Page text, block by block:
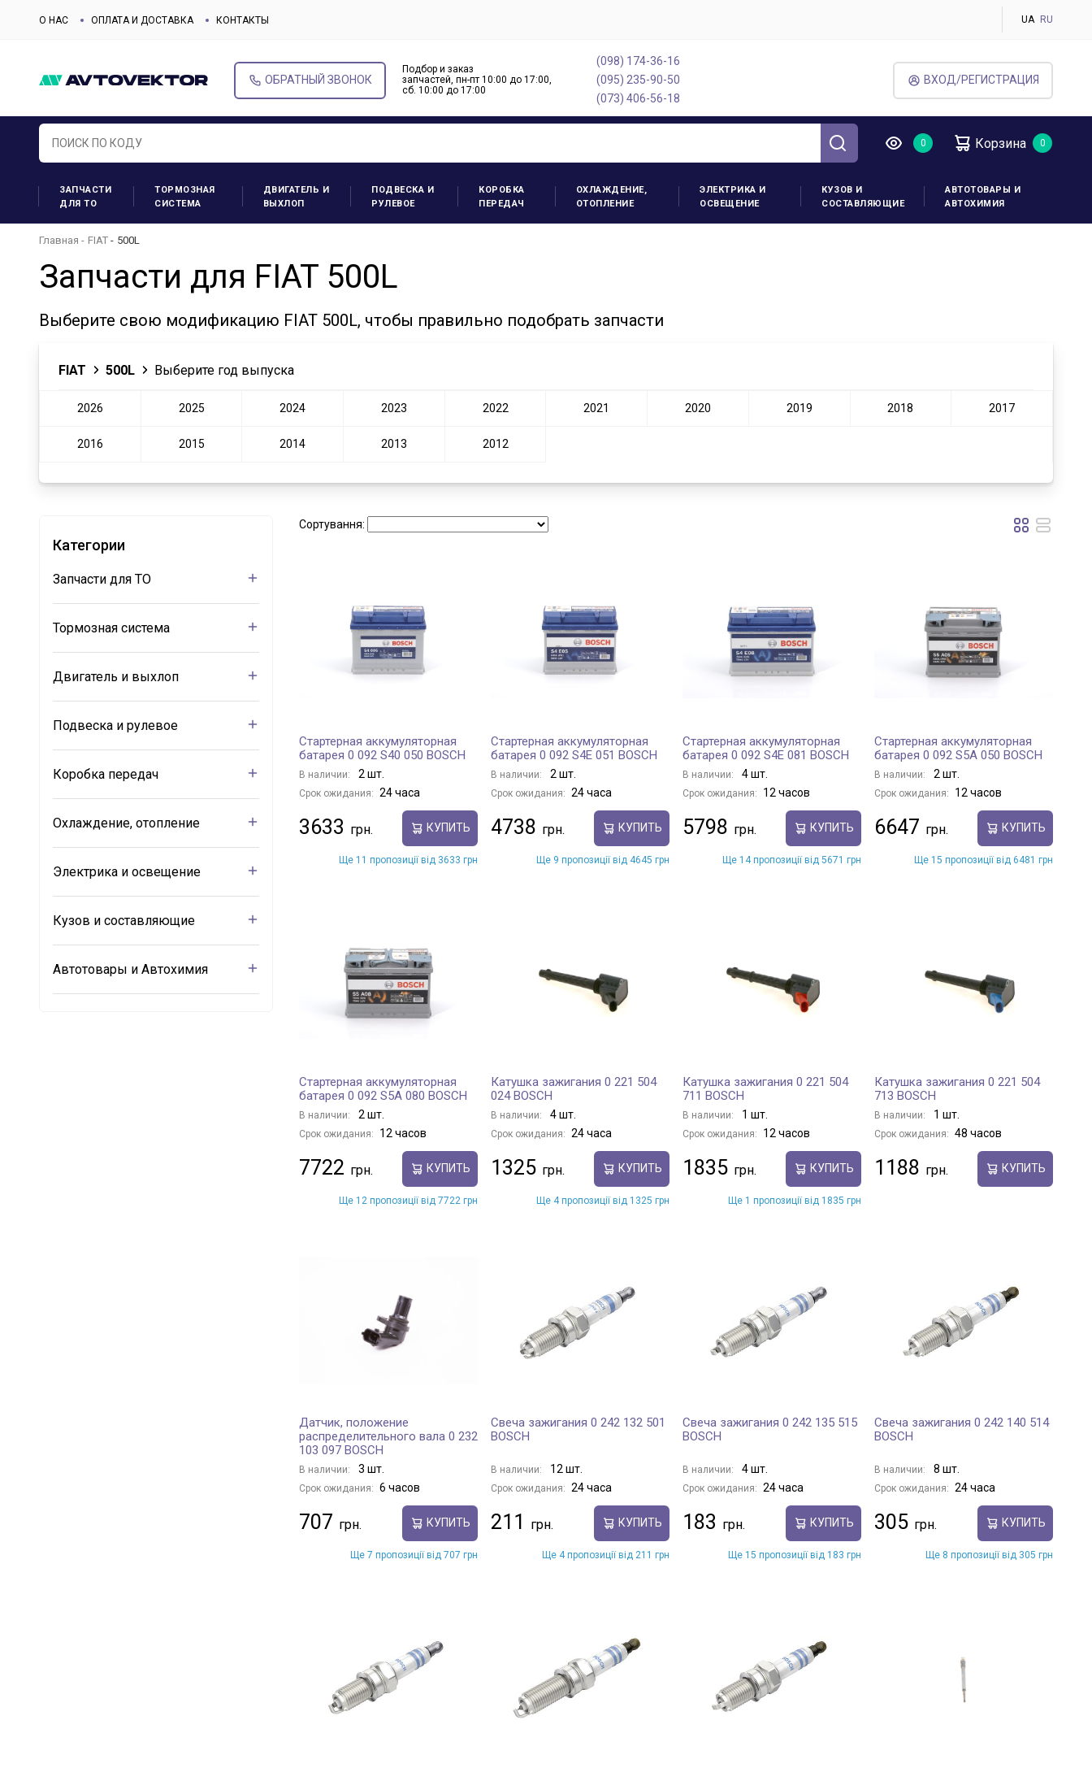
О НАС ОПЛАТА И ДОСТАВКА КОНТАКТЫ UA RU
ОБРАТНЫЙ ЗВОНОК
Подбор и заказ
запчастей, пн-пт 10:00 до 17:00,
cб. 10:00 до 17:00
(098) 174-36-16
(095) 235-90-50
(073) 406-56-18
ВХОД/РЕГИСТРАЦИЯ
Корзина
ЗАПЧАСТИ
ДЛЯ ТО
ТОРМОЗНАЯ
СИСТЕМА
ДВИГАТЕЛЬ И
ВЫХЛОП
ПОДВЕСКА И
РУЛЕВОЕ
КОРОБКА
ПЕРЕДАЧ
ОХЛАЖДЕНИЕ,
ОТОПЛЕНИЕ
ЭЛЕКТРИКА И
ОСВЕЩЕНИЕ
КУЗОВ И
СОСТАВЛЯЮЩИЕ
АВТОТОВАРЫ И
АВТОХИМИЯ
Главная FIAT 500L
Запчасти для FIAT 500L
Выберите свою модификацию FIAT 500L, чтобы правильно подобрать запчасти
FIAT 500L Выберите год выпуска
2026 2025 2024 2023 2022 2021 2020 2019 2018 2017
2016 2015 2014 2013 2012
Категории
Запчасти для ТО
Тормозная система
Двигатель и выхлоп
Подвеска и рулевое
Коробка передач
Охлаждение, отопление
Электрика и освещение
Кузов и составляющие
Автотовары и Автохимия
Сортування:
Стартерная аккумуляторная
батарея 0 092 S40 050 BOSCH
В наличии: 2 шт.
Срок ожидания: 24 часа
3633 КУПИТЬ
Ще 11 пропозиції від 3633 грн
Стартерная аккумуляторная
батарея 0 092 S4E 051 BOSCH
В наличии: 2 шт.
Срок ожидания: 24 часа
4738 КУПИТЬ
Ще 9 пропозиції від 4645 грн
Стартерная аккумуляторная
батарея 0 092 S4E 081 BOSCH
В наличии: 4 шт.
Срок ожидания: 12 часов
5798 КУПИТЬ
Ще 14 пропозиції від 5671 грн
Стартерная аккумуляторная
батарея 0 092 S5A 050 BOSCH
В наличии: 2 шт.
Срок ожидания: 12 часов
6647 КУПИТЬ
Ще 15 пропозиції від 6481 грн
Стартерная аккумуляторная
батарея 0 092 S5A 080 BOSCH
В наличии: 2 шт.
Срок ожидания: 12 часов
7722 КУПИТЬ
Ще 12 пропозиції від 7722 грн
Катушка зажигания 0 221 504
024 BOSCH
В наличии: 4 шт.
Срок ожидания: 24 часа
1325 КУПИТЬ
Ще 4 пропозиції від 1325 грн
Катушка зажигания 0 221 504
711 BOSCH
В наличии: 1 шт.
Срок ожидания: 12 часов
1835 КУПИТЬ
Ще 1 пропозиції від 1835 грн
Катушка зажигания 0 221 504
713 BOSCH
В наличии: 1 шт.
Срок ожидания: 48 часов
1188 КУПИТЬ
Датчик, положение
распределительного вала 0 232
103 097 BOSCH
В наличии: 3 шт.
Срок ожидания: 6 часов
707 КУПИТЬ
Ще 7 пропозиції від 707 грн
Свеча зажигания 0 242 132 501
BOSCH
В наличии: 12 шт.
Срок ожидания: 24 часа
211 КУПИТЬ
Ще 4 пропозиції від 211 грн
Свеча зажигания 0 242 135 515
BOSCH
В наличии: 4 шт.
Срок ожидания: 24 часа
183 КУПИТЬ
Ще 15 пропозиції від 183 грн
Свеча зажигания 0 242 140 514
BOSCH
В наличии: 8 шт.
Срок ожидания: 24 часа
305 КУПИТЬ
Ще 8 пропозиції від 305 грн